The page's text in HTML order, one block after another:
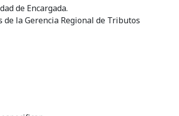
de Encargada.
la Gerencia Regional de Tributos